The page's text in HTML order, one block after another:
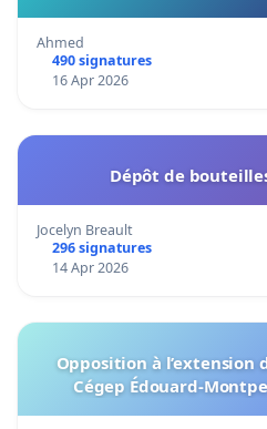
Ahmed
490 signatures
16 Apr 2026
Dépôt de
Jocelyn Breault
296 signatures
14 Apr 2026
Opposition à l’extension
Cégep Édouard-